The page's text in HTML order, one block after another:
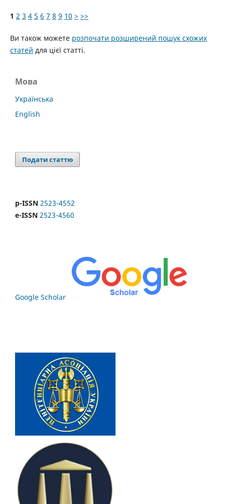
1 2 3 4 5 6 7 8 9 10 > >>
Ви також можете розпочати розширений пошук схожих
статей для цієї статті.
Мова
Українська
English
Подати статтю
p-ISSN 2523-4552
e-ISSN 2523-4560
Google Scholar